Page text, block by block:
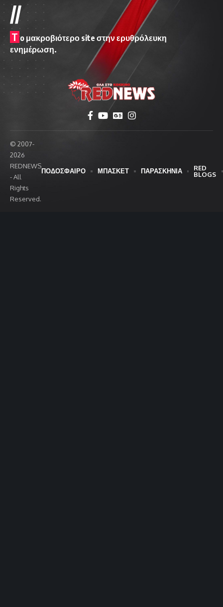
//
T o μακροβιότερο site στην ερυθρόλευκη
ενημέρωση.
© 2007-
2026
REDNEWS
- All
Rights
Reserved.
ΠΟΔΟΣΦΑΙΡΟ ΜΠΑΣΚΕΤ ΠΑΡΑΣΚΗΝΙΑ
RED
BLOGS